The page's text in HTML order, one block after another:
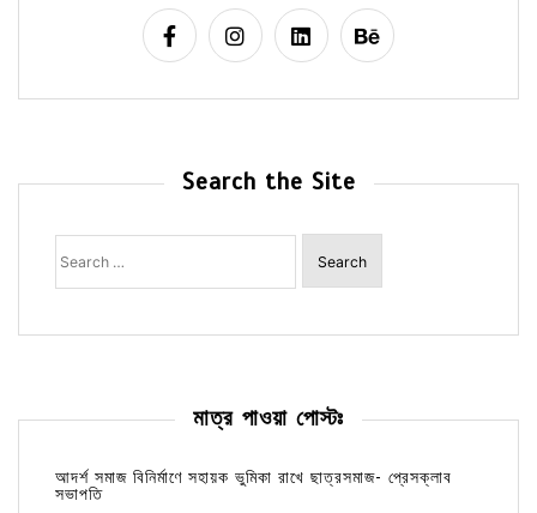
Search the Site
Search
for:
মাত্র পাওয়া পোস্টঃ
আদর্শ সমাজ বিনির্মাণে সহায়ক ভুমিকা রাখে ছাত্রসমাজ- প্রেসক্লাব
সভাপতি